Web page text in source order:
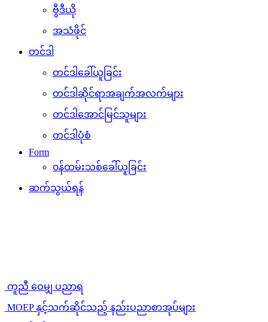
ဗွီဒီယို
အသံဖိုင်
တင်ဒါ
တင်ဒါခေါ်ယူခြင်း
တင်ဒါဆိုင်ရာအချက်အလက်များ
တင်ဒါအောင်မြင်သူများ
တင်ဒါပုံစံ
Form
၀န်ထမ်းသစ်ခေါ်ယူခြင်း
ဆက်သွယ်ရန်
ကူညီ ဝေမျှ ပညာရ
MOEP နှင့်သက်ဆိုင်သည့် နည်းပညာစာအုပ်များ